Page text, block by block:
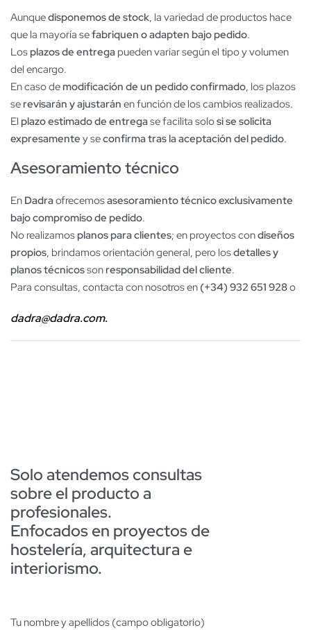
Aunquedisponemos de stock, la variedad de productos hace
que la mayoría sefabriquen o adapten bajo pedido.
Los plazos de entrega pueden variar según el tipo y volumen
del encargo.
En caso de modificación de un pedido confirmado, los plazos
se revisarán y ajustarán en función de los cambios realizados.
El plazo estimado de entregase facilita solosi se solicita
expresamente y seconfirma tras la aceptación del pedido.
Asesoramiento técnico
En Dadraofrecemosasesoramiento técnico exclusivamente
bajo compromiso de pedido.
No realizamos planos para clientes; en proyectos condiseños
propios, brindamos orientación general, pero losdetalles y
planos técnicosson responsabilidad del cliente.
Para consultas, contacta con nosotros en (+34) 932 651 928o
dadra@dadra.com.
Solo atendemos consultas
sobre el producto a
profesionales.
Enfocados en proyectos de
hostelería, arquitectura e
interiorismo.
Tu nombre y apellidos (campo obligatorio)